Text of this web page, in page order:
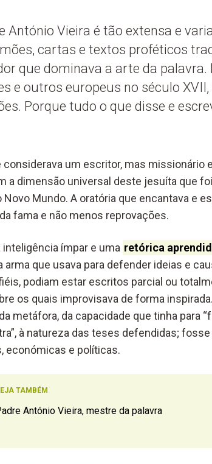
António Vieira é tão extensa e
cartas e textos proféticos
que dominava a arte da palavra.
e outros europeus no século
Porque tudo o que disse e
considerava um escritor, mas missionário
a dimensão universal deste jesuíta que
Mundo. A oratória que encantava e
fama e não menos reprovações.
inteligência ímpar e uma retórica
arma que usava para defender ideias e
podiam estar escritos parcial ou
os quais improvisava de forma
metáfora, da capacidade que tinha para
à natureza das teses defendidas;
económicas e políticas.
TAMBÉM
António Vieira, mestre da palavra